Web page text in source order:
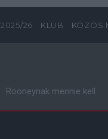
26 KLUB KÖZÖS
Rooneynak mennie kell